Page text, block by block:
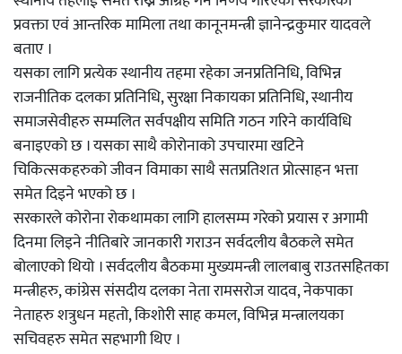
प्रवक्ता एवं आन्तरिक मामिला तथा कानूनमन्त्री ज्ञानेन्द्रकुमार यादवले
बताए ।
यसका लागि प्रत्येक स्थानीय तहमा रहेका जनप्रतिनिधि, विभिन्न
राजनीतिक दलका प्रतिनिधि, सुरक्षा निकायका प्रतिनिधि, स्थानीय
समाजसेवीहरु सम्मलित सर्वपक्षीय समिति गठन गरिने कार्यविधि
बनाइएको छ । यसका साथै कोरोनाको उपचारमा खटिने
चिकित्सकहरुको जीवन विमाका साथै सतप्रतिशत प्रोत्साहन भत्ता
समेत दिइने भएको छ ।
सरकारले कोरोना रोकथामका लागि हालसम्म गरेको प्रयास र अगामी
दिनमा लिइने नीतिबारे जानकारी गराउन सर्वदलीय बैठकले समेत
बोलाएको थियो । सर्वदलीय बैठकमा मुख्यमन्त्री लालबाबु राउतसहितका
मन्त्रीहरु, कांग्रेस संसदीय दलका नेता रामसरोज यादव, नेकपाका
नेताहरु शत्रुधन महतो, किशोरी साह कमल, विभिन्न मन्त्रालयका
सचिवहरु समेत सहभागी थिए ।